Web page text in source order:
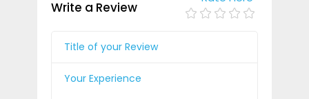
Write a Review